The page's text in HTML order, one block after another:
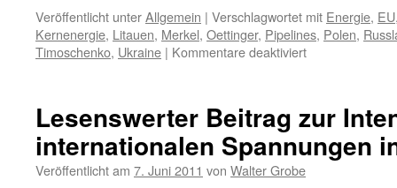
Veröffentlicht unterAllgemein | Verschlagwortet mit Energie, EU
Kernenergie, Litauen, Merkel, Oettinger, Pipelines, Polen,
Timoschenko, Ukraine | Kommentare deaktiviertfür
der
EU,
der
Lesenswerter Beitrag zur
internationalen Spannungen
Veröffentlicht am 7. Juni 2011 von Walter Grobe